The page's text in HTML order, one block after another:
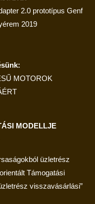
2.0 prototípus Genf
2019
MOTOROK
MODELLJE
okból üzletrész
Támogatási
visszavásárlási”